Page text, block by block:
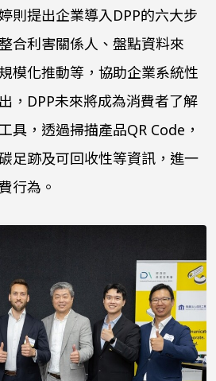
則提出企業導入DPP的六大步
合利害關係人、盤點資料來
模化推動等，協助企業系統性
，DPP未來將成為消費者了解
具，透過掃描產品QR Code，
足跡及可回收性等資訊，進一
行為。